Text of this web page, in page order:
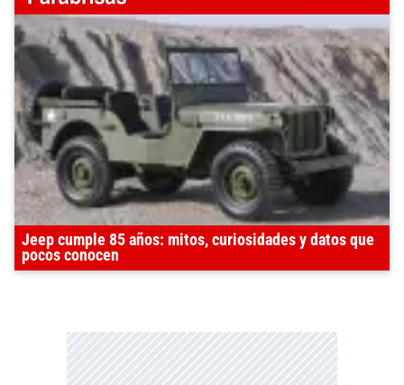
Jeep cumple 85 años: mitos, curiosidades y datos que
pocos conocen